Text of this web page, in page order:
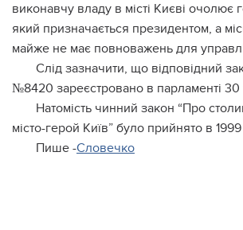
виконавчу владу в місті Києві
який призначається президентом, а
майже не має повноважень для
Слід зазначити, що відповідний
№8420 зареєстровано в парламенті 30
Натомість чинний закон “Про
місто-герой Київ” було прийнято в 1999
Пише -Словечко